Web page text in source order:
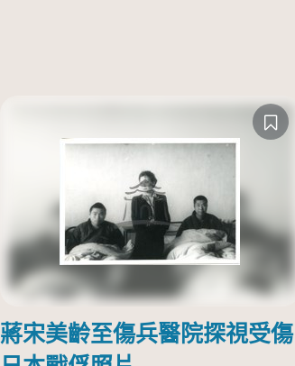
蔣宋美齡至傷兵醫院探視受傷